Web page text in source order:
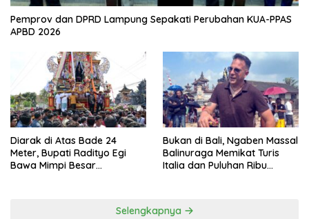
Pemprov dan DPRD Lampung Sepakati Perubahan KUA-PPAS
APBD 2026
Diarak di Atas Bade 24
Meter, Bupati Radityo Egi
Bawa Mimpi Besar
Bukan di Bali, Ngaben Massal
Balinuraga Memikat Turis
Italia dan Puluhan Ribu
Selengkapnya